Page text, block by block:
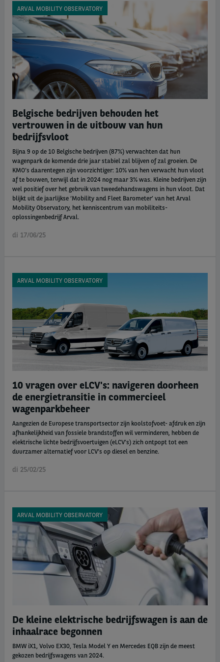
ARVAL MOBILITY OBSERVATORY
Belgische bedrijven behouden het
vertrouwen in de uitbouw van hun
bedrijfsvloot
Bijna 9 op de 10 Belgische bedrijven (87%) verwachten dat hun
wagenpark de komende drie jaar stabiel zal blijven of zal groeien. De
KMO’s daarentegen zijn voorzichtiger: 10% van hen verwacht hun vloot
af te bouwen, terwijl dat in 2024 nog maar 3% was. Kleine bedrijven zijn
wel positief over het gebruik van tweedehandswagens in hun vloot. Dat
blijkt uit de jaarlijkse ‘Mobility and Fleet Barometer’ van het Arval
Mobility Observatory, het kenniscentrum van mobiliteits-
oplossingenbedrijf Arval.
di 17/06/25
ARVAL MOBILITY OBSERVATORY
10 vragen over eLCV's: navigeren doorheen
de energietransitie in commercieel
wagenparkbeheer
Aangezien de Europese transportsector zijn koolstofvoet- afdruk en zijn
afhankelijkheid van fossiele brandstoffen wil verminderen, hebben de
elektrische lichte bedrijfsvoertuigen (eLCV’s) zich ontpopt tot een
duurzamer alternatief voor LCV’s op diesel en benzine.
di 25/02/25
ARVAL MOBILITY OBSERVATORY
De kleine elektrische bedrijfswagen is aan de
inhaalrace begonnen
BMW iX1, Volvo EX30, Tesla Model Y en Mercedes EQB zijn de meest
gekozen bedrijfswagens van 2024.